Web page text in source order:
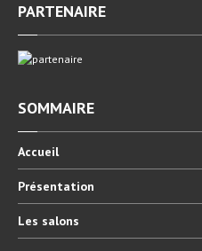
PARTENAIRE
SOMMAIRE
Accueil
Présentation
Les salons